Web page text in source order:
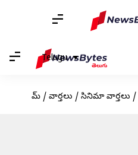
Telugu
హోమ్ / వార్తలు / సినిమా వార్తలు /